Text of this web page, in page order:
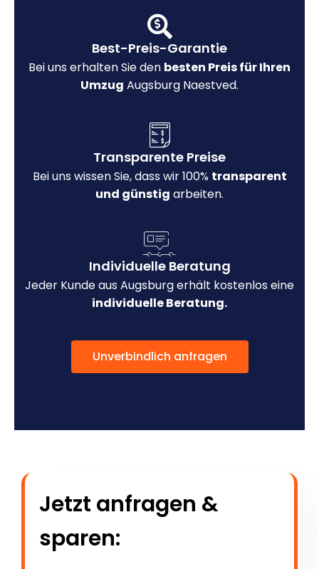
Best-Preis-Garantie
Bei uns erhalten Sie den besten Preis für Ihren
Umzug Augsburg Naestved.
Transparente Preise
Bei uns wissen Sie, dass wir 100% transparent
und günstig arbeiten.
Individuelle Beratung
Jeder Kunde aus Augsburg erhält kostenlos eine
individuelle Beratung.
Unverbindlich anfragen
Jetzt anfragen &
sparen: